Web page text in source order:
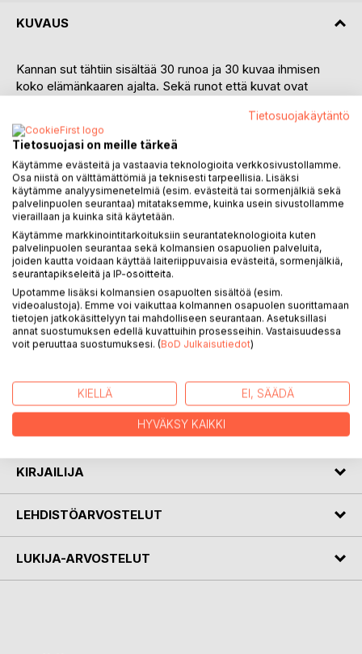
KUVAUS
Kannan sut tähtiin sisältää 30 runoa ja 30 kuvaa ihmisen
koko elämänkaaren ajalta. Sekä runot että kuvat ovat
toisiaan täydentäviä mielikuvia ja ajateltavaa.
Ari Saastamoisen elämän eri tilanteita kuvaavat runot ovat
kuin ihmisyyden ääni, joissa tunteet ja tunnelmat ovat
vahvasti läsnä. Välillä runoissa ollaan riemuisasti elämässä
kiinni, kun lapsenlapsi pappaa komentaa, välillä teemana on
yksinäisyys ja ikävä. Jotkin runoista maalaavat kuin hennolla,
mutta määrätietoisella siveltimellä herkkää rakastumista ja
vahvistuvaa rakkautta.
Tuija Siidorowin värivalokuvat eivät ole suoria kuvituksia
runoihin, vaikka kuvissa on runoihin selvä tarttumapinta.
Kuvat ohjaavat katsojan ajatukset runoista uusiin ajatuksiin,
myös syventäen runon sanomaa. Useimmissa kuvissa on
suomalaista luontoa tai maisemaa, mutta muutamissa on
mukana myös ihminen.
runoilijan ja kuvaajan yhteistyönä. Pyydetyn ja toivotun
kirjan tekeminen oli mukavaa: Toivottavasti myös lukija
KIRJAILIJA
LEHDISTÖARVOSTELUT
LUKIJA-ARVOSTELUT
Tietosuojakäytäntö
Tietosuojasi on meille tärkeä
Käytämme evästeitä ja vastaavia teknologioita verkkosivustollamme.
Osa niistä on välttämättömiä ja teknisesti tarpeellisia. Lisäksi
käytämme analyysimenetelmiä (esim. evästeitä tai sormenjälkiä sekä
palvelinpuolen seurantaa) mitataksemme, kuinka usein sivustollamme
vieraillaan ja kuinka sitä käytetään.
Käytämme markkinointitarkoituksiin seurantateknologioita kuten
palvelinpuolen seurantaa sekä kolmansien osapuolien palveluita,
joiden kautta voidaan käyttää laiteriippuvaisia evästeitä, sormenjälkiä,
seurantapikseleitä ja IP-osoitteita.
Upotamme lisäksi kolmansien osapuolten sisältöä (esim.
videoalustoja). Emme voi vaikuttaa kolmannen osapuolen suorittamaan
tietojen jatkokäsittelyyn tai mahdolliseen seurantaan. Asetuksillasi
annat suostumuksen edellä kuvattuihin prosesseihin. Vastaisuudessa
voit peruuttaa suostumuksesi. (BoD Julkaisutiedot)
KIELLÄ EI, SÄÄDÄ
HYVÄKSY KAIKKI